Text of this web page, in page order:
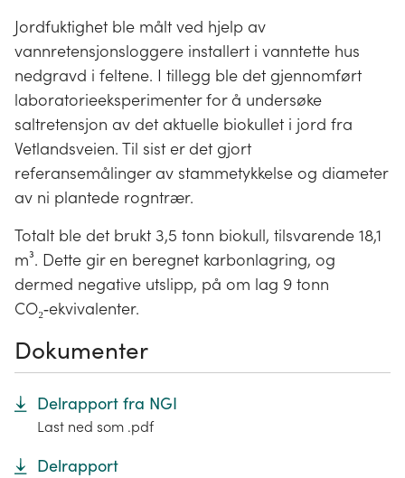
Jordfuktighet ble målt ved hjelp av
vannretensjonsloggere installert i vanntette hus
nedgravd i feltene. I tillegg ble det gjennomført
laboratorieeksperimenter for å undersøke
saltretensjon av det aktuelle biokullet i jord fra
Vetlandsveien. Til sist er det gjort
referansemålinger av stammetykkelse og diameter
av ni plantede rogntrær.
Totalt ble det brukt 3,5 tonn biokull, tilsvarende 18,1
m³. Dette gir en beregnet karbonlagring, og
dermed negative utslipp, på om lag 9 tonn
CO₂‑ekvivalenter.
Dokumenter
Delrapport fra NGI
Last ned som .pdf
Delrapport